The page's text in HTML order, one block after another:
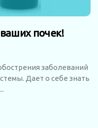
почек!
заболеваний
Дает о себе знать